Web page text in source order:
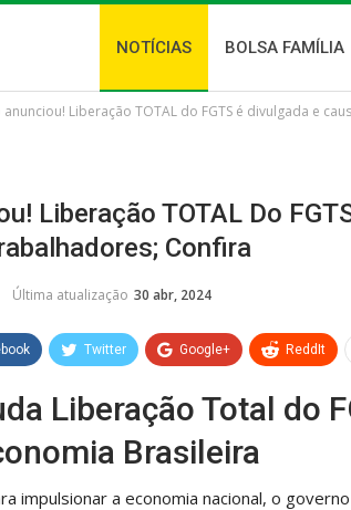
NOTÍCIAS BOLSA FAMÍLIA
anunciou! Liberação TOTAL do FGTS é divulgada e
Liberação TOTAL Do
Confira
Última atualização 30 abr, 2024
Twitter Google+ ReddIt
Liberação Total do
Brasileira
impulsionar a economia nacional, o